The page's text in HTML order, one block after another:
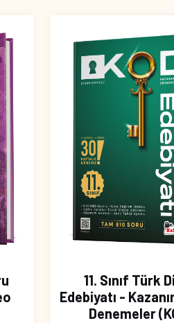
11. Sınıf Türk
Edebiyatı -
Denemeler